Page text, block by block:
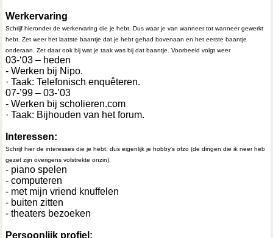
Werkervaring
Schrijf hieronder de werkervaring die je hebt. Dus waar je van wanneer tot wanneer gewerkt
hebt. Zet weer het laatste baantje dat je hebt gehad bovenaan en het eerste baantje
onderaan. Zet daar ook bij wat je taak was bij dat baantje. Voorbeeld volgt weer
03-‘03 – heden
- Werken bij Nipo.
· Taak: Telefonisch enquêteren.
07-’99 – 03-’03
- Werken bij scholieren.com
· Taak: Bijhouden van het forum.
Interessen:
Schrijf hier de interesses die je hebt, dus eigenlijk je hobby's ofzo (de dingen die ik neer heb
gezet zijn overigens volstrekte onzin).
- piano spelen
- computeren
- met mijn vriend knuffelen
- buiten zitten
- theaters bezoeken
Persoonlijk profiel: